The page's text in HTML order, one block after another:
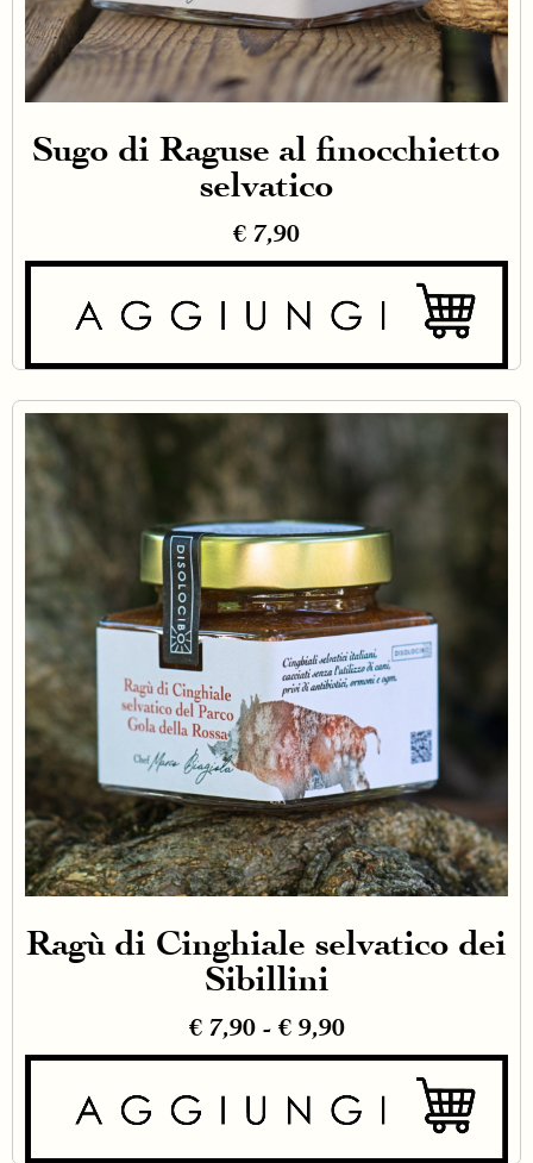
Sugo di Raguse al finocchietto
selvatico
€ 7,90
Ragù di Cinghiale selvatico dei
Sibillini
€7,90 - €9,90